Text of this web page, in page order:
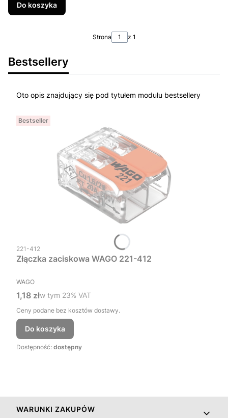
Do koszyka
Strona z 1
Bestsellery
Oto opis znajdujący się pod tytułem modułu bestsellery
Bestseller
Kod produktu
221-412
Złączka zaciskowa WAGO 221-412
PRODUCENT
WAGO
Cena brutto
1,18 złw tym %s VAT
w tym 23% VAT
Ceny podane bez kosztów dostawy.
Do koszyka
Dostępność: dostępny
Linki w stopce
WARUNKI ZAKUPÓW